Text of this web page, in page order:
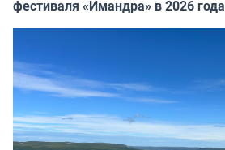
фестиваля «Имандра» в 2026 года